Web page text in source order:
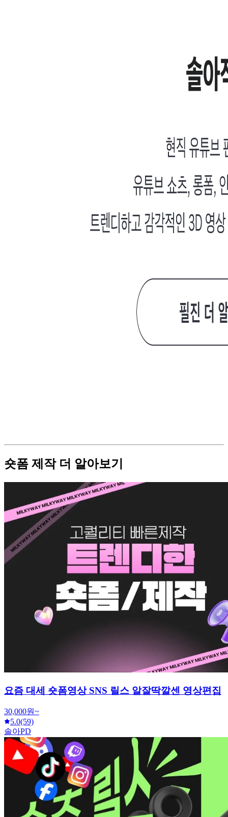
숏폼 제작 더 알아보기
요즘 대세 숏폼영상 SNS 릴스 알잘딱깔센 영상편집
30,000원~
5.0(59)
솔아PD